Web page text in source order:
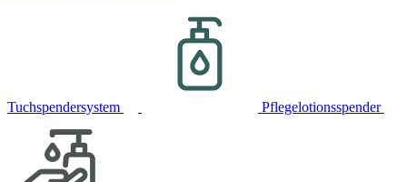
Tuchspendersystem Pflegelotionsspender